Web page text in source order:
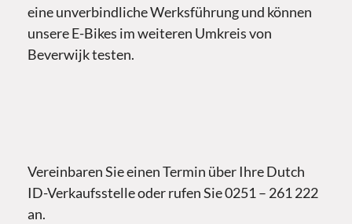
eine unverbindliche Werksführung und können
unsere E-Bikes im weiteren Umkreis von
Beverwijk testen.
Vereinbaren Sie einen Termin über Ihre Dutch
ID-Verkaufsstelle oder rufen Sie 0251 – 261 222
an.